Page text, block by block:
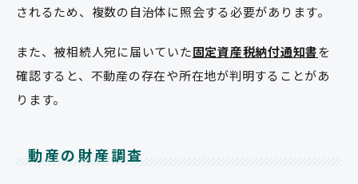
されるため、複数の自治体に照会する必要があります。
また、被相続人宛に届いていた固定資産税納付通知書を
確認すると、不動産の存在や所在地が判明することがあ
ります。
動産の財産調査